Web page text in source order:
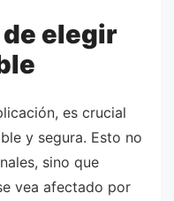
elegir
es crucial
y segura. Esto no
sino que
vea afectado por